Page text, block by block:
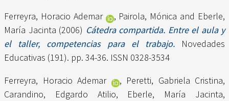
Ferreyra, Horacio Ademar
, Pairola, Mónica and Eberle,
María Jacinta (2006) Cátedra compartida. Entre el aula y
el taller, competencias para el trabajo. Novedades
Educativas (191). pp. 34-36. ISSN 0328-3534
Ferreyra, Horacio Ademar
, Peretti, Gabriela Cristina,
Carandino, Edgardo Atilio, Eberle, María Jacinta,